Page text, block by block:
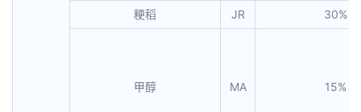
粳稻 JR 30%
甲醇 MA 15%